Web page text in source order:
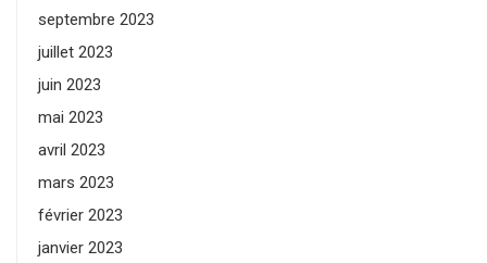
septembre 2023
juillet 2023
juin 2023
mai 2023
avril 2023
mars 2023
février 2023
janvier 2023